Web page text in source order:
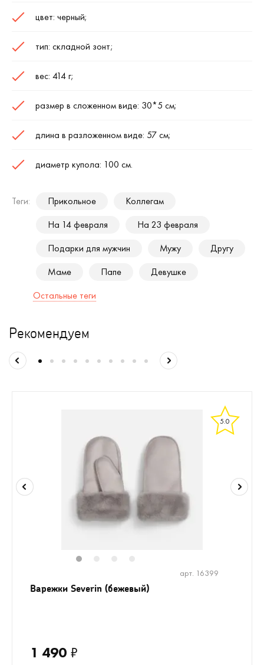
цвет: черный;
тип: складной зонт;
вес: 414 г;
размер в сложенном виде: 30*5 см;
длина в разложенном виде: 57 см;
диаметр купола: 100 см.
Теги: Прикольное
Коллегам
На 14 февраля
На 23 февраля
Подарки для мужчин
Мужу
Другу
Маме
Папе
Девушке
Остальные теги
Рекомендуем
5.0
арт. 16399
Варежки Severin (бежевый)
1 490 ₽